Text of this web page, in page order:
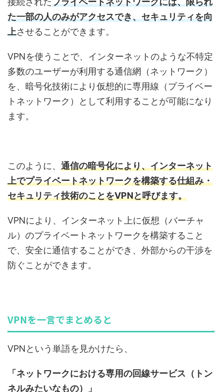
た一部の人のみがアクセスでき、セキュリティを向
上させることができます。
VPNを使うことで、インターネットのような不特定
多数のユーザーが利用する通信網（ネットワーク）
を、暗号化技術により仮想的に専用線（プライベー
トネットワーク）として利用することが可能になり
ます。
このように、 通信の暗号化により、インターネット
上でプライベートネットワークを構築する仕組み・
セキュリティ技術のことをVPNと呼びます。
VPNにより、インターネット上に仮想（バーチャ
ル）のプライベートネットワークを構築すること
で、安全に通信することができ、外部からの干渉を
防ぐことができます。
VPNを一言でまとめると
VPNという単語を見かけたら、
「ネットワークにおける専用の回線サービス（トン
ネルみたいなもの）」